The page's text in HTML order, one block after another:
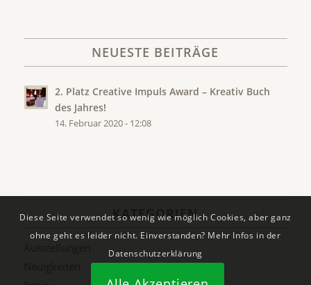
NEUESTE BEITRÄGE
2. Platz Creative Impuls Award – Kreativ Buch
des Jahres!
14. Februar 2020 - 12:08
KATEGORIEN
Diese Seite verwendet so wenig wie möglich Cookies, aber ganz
ohne geht es leider nicht. Einverstanden? Mehr Infos in der
Datenschutzerklärung